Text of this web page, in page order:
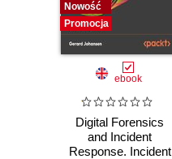
Nowość
Promocja
ebook
Digital Forensics
and Incident
Response. Incident